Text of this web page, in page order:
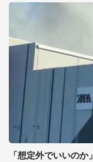
「想定外でいいの